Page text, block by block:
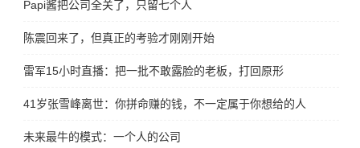
Papi酱把公司全关了，只留七个人
陈震回来了，但真正的考验才刚刚开始
雷军15小时直播：把一批不敢露脸的老板，打回原形
41岁张雪峰离世：你拼命赚的钱，不一定属于你想给的人
未来最牛的模式：一个人的公司